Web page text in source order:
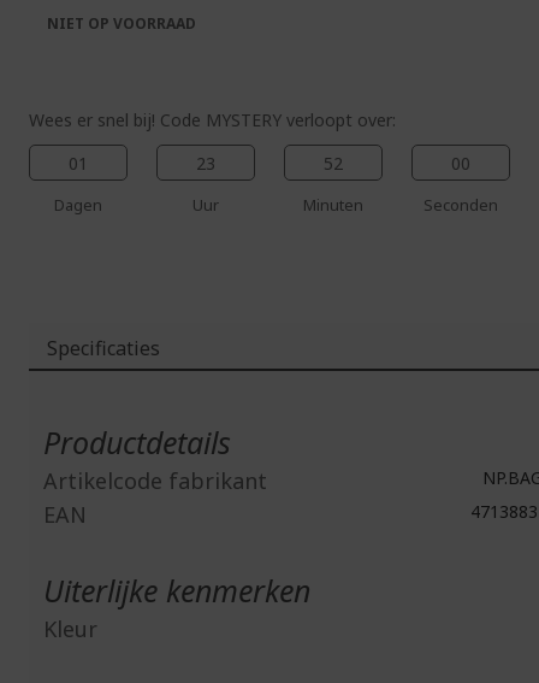
afbeeldingen-
gallerij
afbeeldingen-
Wees er snel bij! Code MYSTERY verloopt over:
01
Dagen
23
Uur
51
Minuten
59
Seconden
NIET OP VOORRAAD
Specificaties
Productdetails
Artikelcode fabrikant
EAN
Uiterlijke kenmerken
Kleur